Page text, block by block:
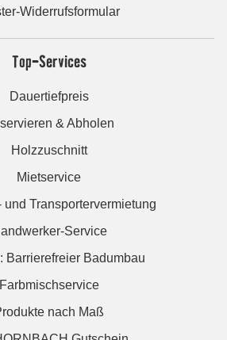
Widerrufsformular
Top-Services
Dauertiefpreis
& Abholen
Holzzuschnitt
Mietservice
und Transportervermietung
Service
Barrierefreier Badumbau
Farbmischservice
nach Maß